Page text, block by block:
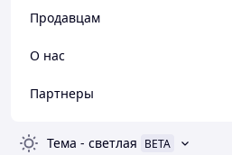
Продавцам
О нас
Партнеры
Тема - светлая BETA